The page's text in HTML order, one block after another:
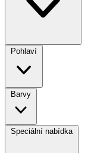
Pohlaví
Barvy
Speciální nabídka